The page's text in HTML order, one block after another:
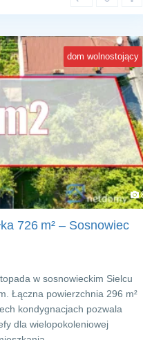
dom wolnostojący
726 m² – Sosnowiec
w sosnowieckim Sielcu
Łączna powierzchnia 296 m²
kondygnacjach pozwala
dla wielopokoleniowej